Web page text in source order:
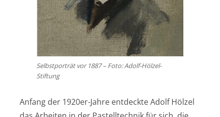
Selbstporträt vor 1887 – Foto: Adolf-Hölzel-
Stiftung
Anfang der 1920er-Jahre entdeckte Adolf Hölzel